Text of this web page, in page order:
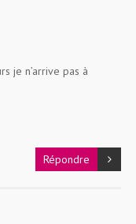
je n’arrive pas à
Répondre